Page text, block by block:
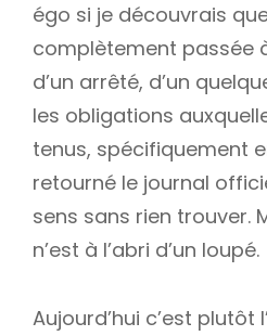
égo si je découvrais
complètement passée
d’un arrêté, d’un
les obligations
tenus, spécifiquement
retourné le journal
sens sans rien trouver.
n’est à l’abri d’un loupé.
Aujourd’hui c’est plutôt